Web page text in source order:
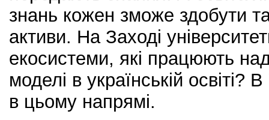
знань кожен зможе здобути
активи. На Заході
екосистеми, які працюють
моделі в українській
в цьому напрямі.